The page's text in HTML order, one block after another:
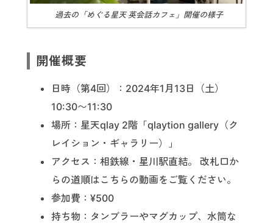
過去の「めぐる星天 英会話カフェ」開催の様子
開催概要
日時（第4回）：2024年1月13日（土）
10:30〜11:30
場所：星天qlay 2階「qlaytion gallery（ク
レイション・ギャラリー）」
アクセス：相鉄線・星川駅直結。 改札口か
らの道順はこちらの動画をご覧ください。
参加費：¥500
持ち物：タンブラーやマグカップ、水筒な